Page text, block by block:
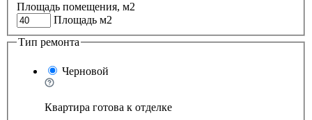
Площадь помещения, м2
Площадь м2
Тип ремонта
Черновой
Квартира готова к отделке